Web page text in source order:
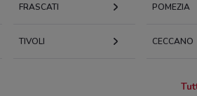
FRASCATI POMEZIA
TIVOLI CECCANO